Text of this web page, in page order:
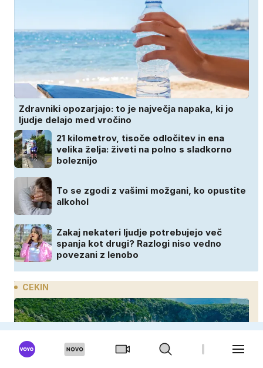
Zdravniki opozarjajo: to je največja napaka, ki jo
ljudje delajo med vročino
21 kilometrov, tisoče odločitev in ena
velika želja: živeti na polno s sladkorno
boleznijo
To se zgodi z vašimi možgani, ko opustite
alkohol
Zakaj nekateri ljudje potrebujejo več
spanja kot drugi? Razlogi niso vedno
povezani z lenobo
CEKIN